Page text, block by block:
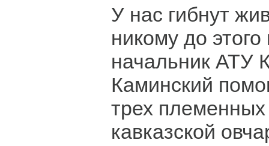
У нас гибнут
никому до
начальник АТУ
Каминский
трех
кавказской